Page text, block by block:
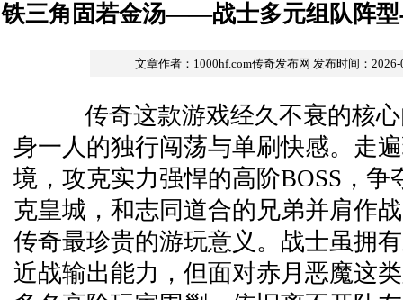
铁三角固若金汤——战士多元组队阵型
文章作者：1000hf.com传奇发布网 发布时间：
传奇这款游戏经久不衰的核心
身一人的独行闯荡与单刷快感。走
境，攻克实力强悍的高阶BOSS，争
克皇城，和志同道合的兄弟并肩作
传奇最珍贵的游玩意义。战士虽拥
近战输出能力，但面对赤月恶魔这